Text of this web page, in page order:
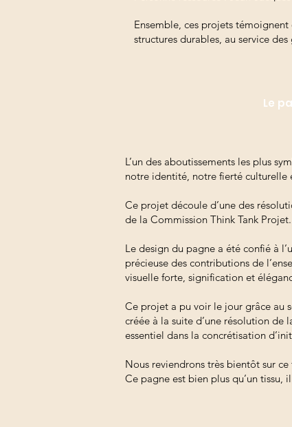
Ensemble, ces projets
structures durables, au service
Le
L’un des aboutissements les plus
notre identité, notre fierté culturelle
Ce projet découle d’une des
de la Commission Think Tank Projet.
Le design du pagne a été confié à
précieuse des contributions de
visuelle forte, signification et
Ce projet a pu voir le jour grâce au
créée à la suite d’une résolution
essentiel dans la concrétisation
Nous reviendrons très bientôt sur
Ce pagne est bien plus qu’un